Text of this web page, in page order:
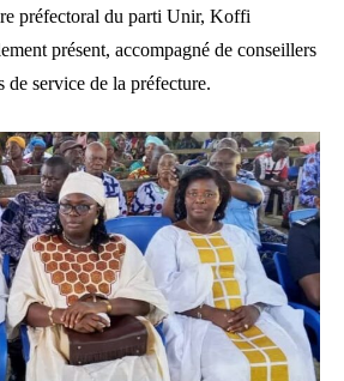
préfectoral du parti Unir, Koffi
présent, accompagné de conseillers
de service de la préfecture.